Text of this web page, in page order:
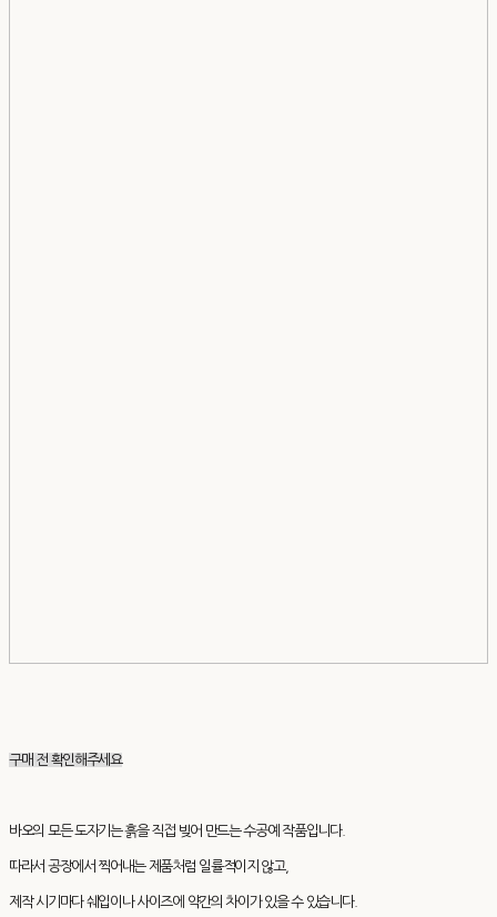
구매 전 확인해주세요
바오의 모든 도자기는 흙을 직접 빚어 만드는 수공예 작품입니다.
따라서 공장에서 찍어내는 제품처럼 일률적이지 않고,
제작 시기마다 쉐입이나 사이즈에 약간의 차이가 있을 수 있습니다.